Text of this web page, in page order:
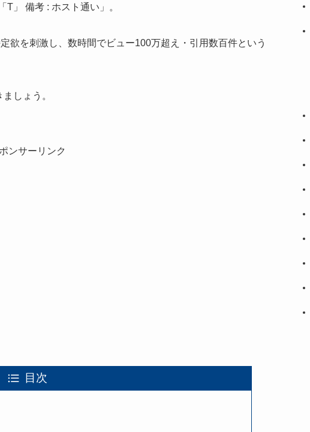
」 備考 : ホスト通い」。
欲を刺激し、数時間でビュー100万超え・引用数百件という
しょう。
ンサーリンク
目次